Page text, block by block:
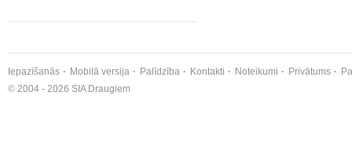
Iepazīšanās Mobilā versija Palīdzība Kontakti Noteikumi Privātums
© 2004 - 2026 SIA Draugiem